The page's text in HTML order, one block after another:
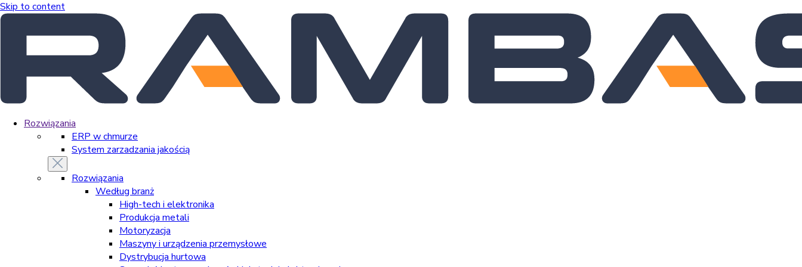
Skip to content
Rozwiązania
ERP w chmurze
System zarzadzania jakością
Rozwiązania
Według branż
High-tech i elektronika
Produkcja metali
Motoryzacja
Maszyny i urządzenia przemysłowe
Dystrybucja hurtowa